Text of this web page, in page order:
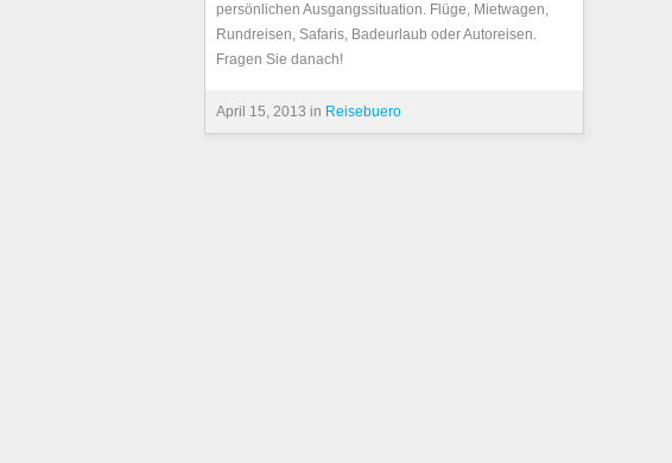
persönlichen Ausgangssituation. Flüge, Mietwagen,
Rundreisen, Safaris, Badeurlaub oder Autoreisen.
Fragen Sie danach!
April 15, 2013 in Reisebuero